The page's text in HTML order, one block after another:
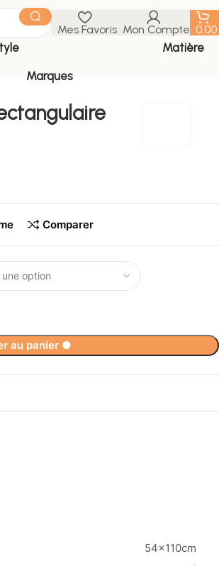
Mes Favoris Mon Compte 0,00
Matière
Marques
Comparer
au panier●
54x110cm
,